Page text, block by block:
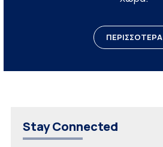
ΠΕΡΙΣΣΟΤΕΡΑ
Stay Connected